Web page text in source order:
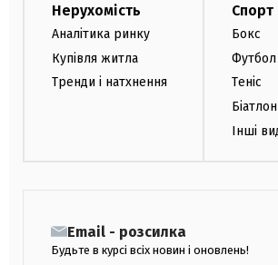
Нерухомість
Аналітика ринку
Купівля житла
Тренди і натхнення
Спорт
Бокс
Футбол
Теніс
Біатлон
Інші
Email - розсилка
Будьте в курсі всіх новин і оновлень!